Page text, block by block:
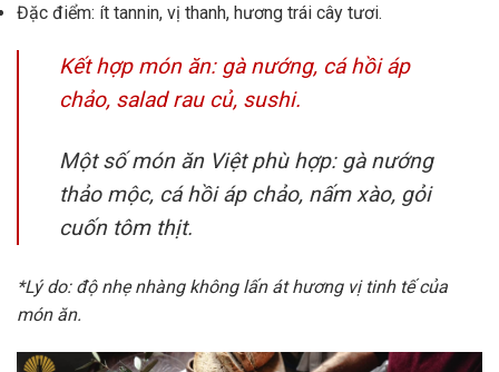
Đặc điểm: ít tannin, vị thanh, hương trái cây tươi.
Kết hợp món ăn: gà nướng, cá hồi áp
chảo, salad rau củ, sushi.
Một số món ăn Việt phù hợp: gà nướng
thảo mộc, cá hồi áp chảo, nấm xào, gỏi
cuốn tôm thịt.
*Lý do: độ nhẹ nhàng không lấn át hương vị tinh tế của
món ăn.